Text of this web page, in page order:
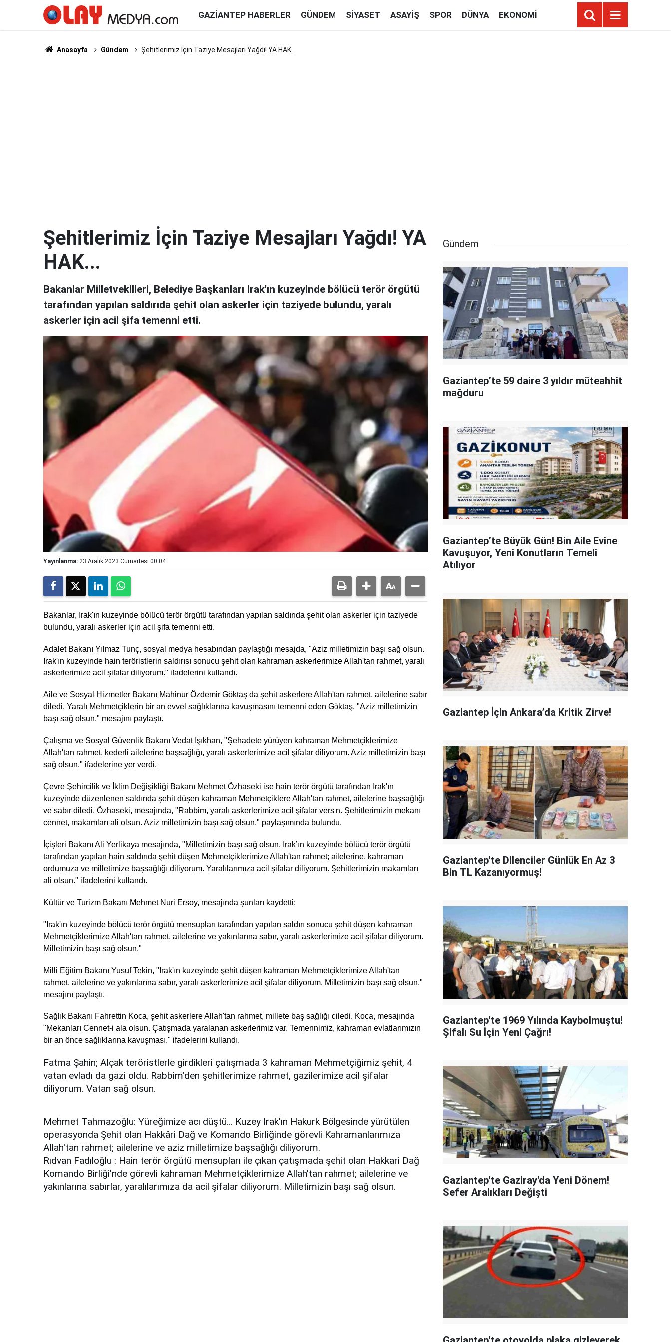
GAZIANTEP HABERLER GÜNDEM SIYASET ASAYIŞ SPOR DÜNYA EKONOMI
Anasayfa Gündem Şehitlerimiz İçin Taziye Mesajları Yağdı! YA HAK...
Şehitlerimiz İçin Taziye Mesajları Yağdı! YA
HAK...
Bakanlar Milletvekilleri, Belediye Başkanları Irak'ın kuzeyinde bölücü terör örgütü
tarafından yapılan saldırıda şehit olan askerler için taziyede bulundu, yaralı
askerler için acil şifa temenni etti.
Yayınlanma: 23 Aralık 2023 Cumartesi 00:04
Bakanlar, Irak'ın kuzeyinde bölücü terör örgütü tarafından yapılan saldırıda şehit olan askerler için taziyede
bulundu, yaralı askerler için acil şifa temenni etti.
Adalet Bakanı Yılmaz Tunç, sosyal medya hesabından paylaştığı mesajda, "Aziz milletimizin başı sağ olsun.
Irak'ın kuzeyinde hain teröristlerin saldırısı sonucu şehit olan kahraman askerlerimize Allah'tan rahmet, yaralı
askerlerimize acil şifalar diliyorum." ifadelerini kullandı.
Aile ve Sosyal Hizmetler Bakanı Mahinur Özdemir Göktaş da şehit askerlere Allah'tan rahmet, ailelerine sabır
diledi. Yaralı Mehmetçiklerin bir an evvel sağlıklarına kavuşmasını temenni eden Göktaş, "Aziz milletimizin
başı sağ olsun." mesajını paylaştı.
Çalışma ve Sosyal Güvenlik Bakanı Vedat Işıkhan, "Şehadete yürüyen kahraman Mehmetçiklerimize
Allah'tan rahmet, kederli ailelerine başsağlığı, yaralı askerlerimize acil şifalar diliyorum. Aziz milletimizin başı
sağ olsun." ifadelerine yer verdi.
Çevre Şehircilik ve İklim Değişikliği Bakanı Mehmet Özhaseki ise hain terör örgütü tarafından Irak'ın
kuzeyinde düzenlenen saldırıda şehit düşen kahraman Mehmetçiklere Allah'tan rahmet, ailelerine başsağlığı
ve sabır diledi. Özhaseki, mesajında, "Rabbim, yaralı askerlerimize acil şifalar versin. Şehitlerimizin mekanı
cennet, makamları ali olsun. Aziz milletimizin başı sağ olsun." paylaşımında bulundu.
İçişleri Bakanı Ali Yerlikaya mesajında, "Milletimizin başı sağ olsun. Irak’ın kuzeyinde bölücü terör örgütü
tarafından yapılan hain saldırıda şehit düşen Mehmetçiklerimize Allah'tan rahmet; ailelerine, kahraman
ordumuza ve milletimize başsağlığı diliyorum. Yaralılarımıza acil şifalar diliyorum. Şehitlerimizin makamları
ali olsun." ifadelerini kullandı.
Kültür ve Turizm Bakanı Mehmet Nuri Ersoy, mesajında şunları kaydetti:
"Irak'ın kuzeyinde bölücü terör örgütü mensupları tarafından yapılan saldırı sonucu şehit düşen kahraman
Mehmetçiklerimize Allah'tan rahmet, ailelerine ve yakınlarına sabır, yaralı askerlerimize acil şifalar diliyorum.
Milletimizin başı sağ olsun."
Milli Eğitim Bakanı Yusuf Tekin, "Irak'ın kuzeyinde şehit düşen kahraman Mehmetçiklerimize Allah'tan
rahmet, ailelerine ve yakınlarına sabır, yaralı askerlerimize acil şifalar diliyorum. Milletimizin başı sağ olsun."
mesajını paylaştı.
Sağlık Bakanı Fahrettin Koca, şehit askerlere Allah'tan rahmet, millete baş sağlığı diledi. Koca, mesajında
"Mekanları Cennet-i ala olsun. Çatışmada yaralanan askerlerimiz var. Temennimiz, kahraman evlatlarımızın
bir an önce sağlıklarına kavuşması." ifadelerini kullandı.
Fatma Şahin; Alçak teröristlerle girdikleri çatışmada 3 kahraman Mehmetçiğimiz şehit, 4
vatan evladı da gazi oldu. Rabbim’den şehitlerimize rahmet, gazilerimize acil şifalar
diliyorum. Vatan sağ olsun.
Mehmet Tahmazoğlu: Yüreğimize acı düştü... Kuzey Irak'ın Hakurk Bölgesinde yürütülen
operasyonda Şehit olan Hakkâri Dağ ve Komando Birliğinde görevli Kahramanlarımıza
Allah'tan rahmet; ailelerine ve aziz milletimize başsağlığı diliyorum.
Rıdvan Fadıloğlu : Hain terör örgütü mensupları ile çıkan çatışmada şehit olan Hakkari Dağ
Komando Birliği'nde görevli kahraman Mehmetçiklerimize Allah'tan rahmet; ailelerine ve
yakınlarına sabırlar, yaralılarımıza da acil şifalar diliyorum. Milletimizin başı sağ olsun.
Gündem
Gaziantep’te 59 daire 3 yıldır müteahhit
mağduru
Gaziantep’te Büyük Gün! Bin Aile Evine
Kavuşuyor, Yeni Konutların Temeli
Atılıyor
Gaziantep İçin Ankara’da Kritik Zirve!
Gaziantep'te Dilenciler Günlük En Az 3
Bin TL Kazanıyormuş!
Gaziantep'te 1969 Yılında Kaybolmuştu!
Şifalı Su İçin Yeni Çağrı!
Gaziantep'te Gaziray'da Yeni Dönem!
Sefer Aralıkları Değişti